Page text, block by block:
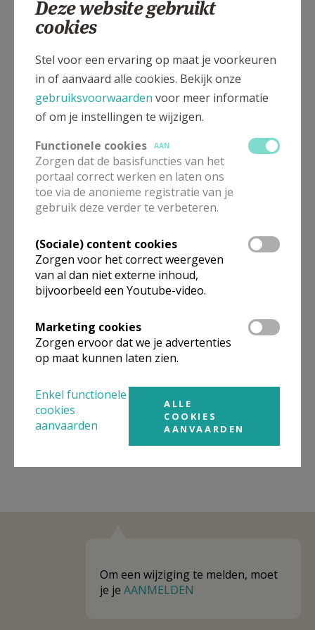
Grote Markt 1, 2850 Boom
Voor deze kerk zijn er momenteel geen vieringen beschikbaar.
Wens je meer informatie, neem dan contact op met deze
organisatie via hun contacten.
Omgeving
Niet gevonden wat je zocht? Hier vind je
links naar kerken, eventueel van andere
Kerken in of nabij
Boom
Om een wijziging te melden, moet
je je AANMELDEN
Deze website gebruikt
cookies
Stel voor een ervaring op maat je voorkeuren
in of aanvaard alle cookies. Bekijk onze
gebruiksvoorwaarden voor meer informatie
of om je instellingen te wijzigen.
Functionele cookies
AAN
Zorgen dat de basisfuncties van het
portaal correct werken en laten ons
toe via de anonieme registratie van je
gebruik deze verder te verbeteren.
(Sociale) content cookies
Zorgen voor het correct weergeven
van al dan niet externe inhoud,
bijvoorbeeld een Youtube-video.
Marketing cookies
Zorgen ervoor dat we je advertenties
op maat kunnen laten zien.
Enkel functionele
cookies
aanvaarden
ALLE
COOKIES
AANVAARDEN